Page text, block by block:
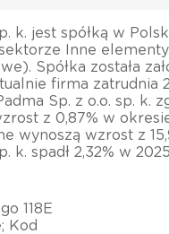
k. jest spółką w
sektorze Inne
Spółka została
firma zatrudnia
Sp. z o.o. sp. k.
z 0,87% w
wynoszą wzrost z
k. spadł 2,32% w
118E
Kod